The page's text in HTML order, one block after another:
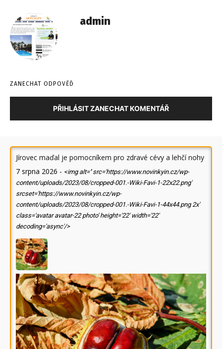
admin
ZANECHAT ODPOVĚĎ
PŘIHLÁSIT ZANECHAT KOMENTÁŘ
Jírovec maďal je pomocníkem pro zdravé cévy a lehčí nohy
7 srpna 2026 - <img alt='' src='https://www.novinkyin.cz/wp-
content/uploads/2023/08/cropped-001.-Wiki-Favi-1-22x22.png'
srcset='https://www.novinkyin.cz/wp-
content/uploads/2023/08/cropped-001.-Wiki-Favi-1-44x44.png 2x'
class='avatar avatar-22 photo' height='22' width='22'
decoding='async'/>